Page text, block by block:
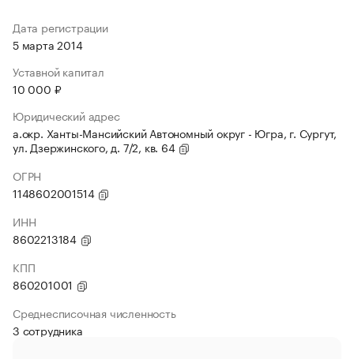
Дата регистрации
5 марта 2014
Уставной капитал
10 000 ₽
Юридический адрес
а.окр. Ханты-Мансийский Автономный округ - Югра, г. Сургут,
ул. Дзержинского, д. 7/2, кв. 64
ОГРН
1148602001514
ИНН
8602213184
КПП
860201001
Среднесписочная численность
3 сотрудника